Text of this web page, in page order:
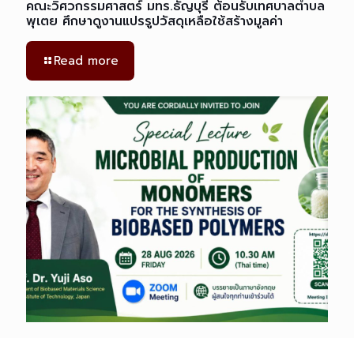
คณะวิศวกรรมศาสตร์ มทร.ธัญบุรี ต้อนรับเทศบาลตำบล
พุเตย ศึกษาดูงานแปรรูปวัสดุเหลือใช้สร้างมูลค่า
Read more